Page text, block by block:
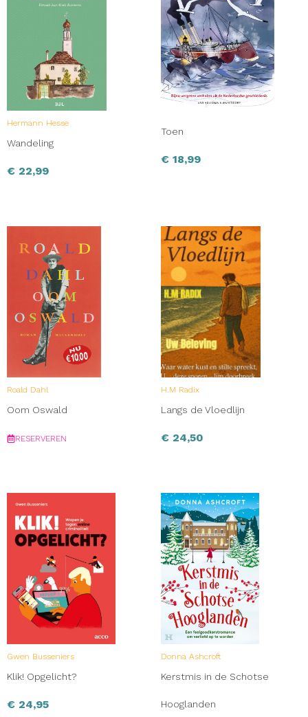
Hermann Hesse
Wandeling
€ 22,99
Toen
€ 18,99
Roald Dahl
Oom Oswald
RESERVEREN
H.M Radix
Langs de Vloedlijn
€ 24,50
Gwen Busseniers
Klik! Opgelicht?
€ 24,95
Donna Ashcroft
Kerstmis in de Schotse
Hooglanden